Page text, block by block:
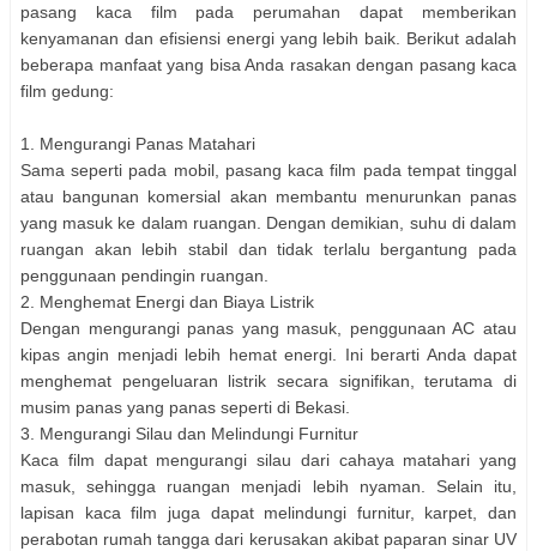
pasang kaca film pada perumahan dapat memberikan
kenyamanan dan efisiensi energi yang lebih baik. Berikut adalah
beberapa manfaat yang bisa Anda rasakan dengan pasang kaca
film gedung:
1. Mengurangi Panas Matahari
Sama seperti pada mobil, pasang kaca film pada tempat tinggal
atau bangunan komersial akan membantu menurunkan panas
yang masuk ke dalam ruangan. Dengan demikian, suhu di dalam
ruangan akan lebih stabil dan tidak terlalu bergantung pada
penggunaan pendingin ruangan.
2. Menghemat Energi dan Biaya Listrik
Dengan mengurangi panas yang masuk, penggunaan AC atau
kipas angin menjadi lebih hemat energi. Ini berarti Anda dapat
menghemat pengeluaran listrik secara signifikan, terutama di
musim panas yang panas seperti di Bekasi.
3. Mengurangi Silau dan Melindungi Furnitur
Kaca film dapat mengurangi silau dari cahaya matahari yang
masuk, sehingga ruangan menjadi lebih nyaman. Selain itu,
lapisan kaca film juga dapat melindungi furnitur, karpet, dan
perabotan rumah tangga dari kerusakan akibat paparan sinar UV